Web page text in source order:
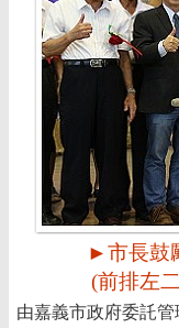
►市長鼓
(前排左
由嘉義市政府委託